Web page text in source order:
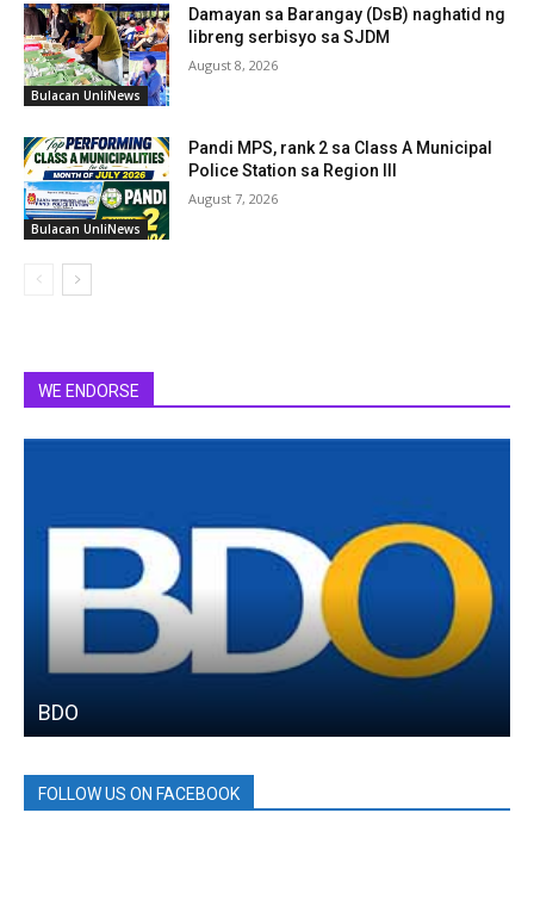
Bulacan UnliNews
Damayan sa Barangay (DsB) naghatid ng
libreng serbisyo sa SJDM
August 8, 2026
Bulacan UnliNews
Pandi MPS, rank 2 sa Class A Municipal
Police Station sa Region III
August 7, 2026
WE ENDORSE
BDO
FOLLOW US ON FACEBOOK